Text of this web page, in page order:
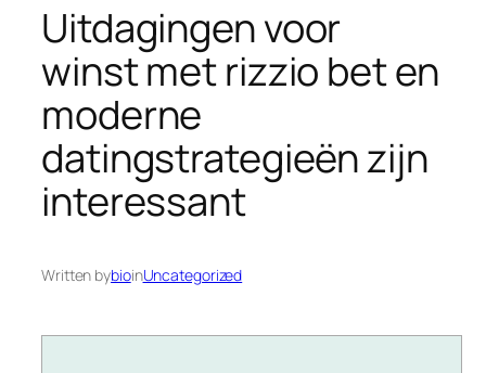
Uitdagingen voor
winst met rizzio bet en
moderne
datingstrategieën zijn
interessant
Written bybioinUncategorized